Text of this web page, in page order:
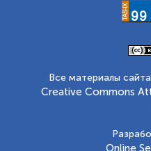
Все материалы
Creative Commons
Online